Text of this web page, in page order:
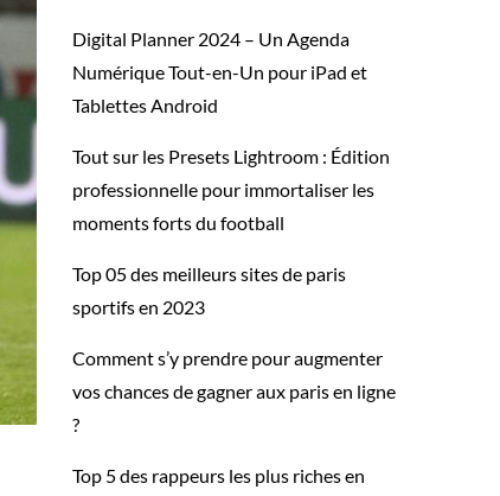
Digital Planner 2024 – Un Agenda
Numérique Tout-en-Un pour iPad et
Tablettes Android
Tout sur les Presets Lightroom : Édition
professionnelle pour immortaliser les
moments forts du football
Top 05 des meilleurs sites de paris
sportifs en 2023
Comment s’y prendre pour augmenter
vos chances de gagner aux paris en ligne
?
Top 5 des rappeurs les plus riches en